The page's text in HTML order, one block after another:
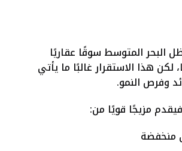
2026 يظل البحر المتوسط سوقًا عقاريًا
لكن هذا الاستقرار غالبًا ما يأتي
وفرص النمو.
فيقدم مزيجًا قويًا من:
منخفضة